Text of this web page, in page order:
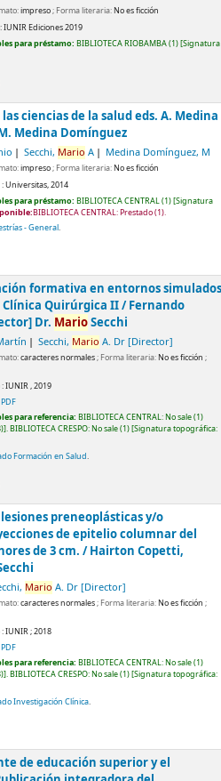
impreso; Forma literaria:No es ficción
IUNIR Ediciones2019
para préstamo: BIBLIOTECA RIOBAMBA(1) Signatura
ciencias de la saludeds. A. Medina
Medina Domínguez
Secchi, Mario A Medina Domínguez, M
impreso; Forma literaria:No es ficción
Universitas,2014
para préstamo: BIBLIOTECA CENTRAL(1) Signatura
BIBLIOTECA CENTRAL: Prestado(1).
- General.
formativa en entornos simulados
Quirúrgica II /Fernando
Dr. MarioSecchi
Secchi, Mario A. Dr [Director]
caracteres normales; Forma literaria:No es ficción ;
IUNIR ,2019
para referencia: BIBLIOTECA CENTRAL: No sale(1)
.BIBLIOTECA CRESPO: No sale(1) Signatura topográfica:
Formación en Salud.
preneoplásticas y/o
de epitelio columnar del
de 3 cm. /Hairton Copetti,
Mario A. Dr [Director]
caracteres normales; Forma literaria:No es ficción ;
IUNIR ;2018
para referencia: BIBLIOTECA CENTRAL: No sale(1)
.BIBLIOTECA CRESPO: No sale(1) Signatura topográfica:
Investigación Clínica.
de educación superior y el